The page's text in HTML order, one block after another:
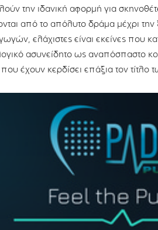
την ιδανική αφορμή για
από το απόλυτο δράμα μέχρι
ελάχιστες είναι εκείνες που
ασυνείδητο ως αναπόσπαστο
έχουν κερδίσει επάξια τον τίτλο